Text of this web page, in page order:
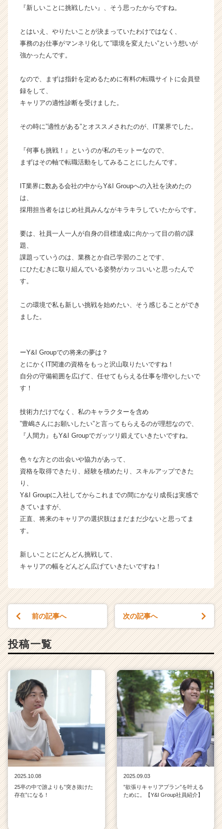
ン】
ベ
ン
ー・
企
か
ス
カ
が
く
活
イ
ト
チ
ャ
e
e
r
r
e
r）
『新しいことに挑戦したい』、そう思ったからですね。
とはいえ、やりたいことが決まっていたわけではなく、
事務のお仕事がマンネリ化して”環境を変えたい”という想いが
強かったんです。
なので、まずは指針を定めるために有料の転職サイトに会員登
録をして、
キャリアの適性診断を受けました。
その時に”適性がある”とオススメされたのが、IT業界でした。
『何事も挑戦！』というのが私のモットーなので、
まずはその軸で転職活動をしてみることにしたんです。
IT業界に数ある会社の中からY&I Groupへの入社を決めたの
は、
採用担当者をはじめ社員みんながキラキラしていたからです。
要は、社員一人一人が自身の目標達成に向かって目の前の課
題、
課題っていうのは、業務とか自己学習のことです、
にひたむきに取り組んでいる姿勢がカッコいいと思ったんで
す。
この環境で私も新しい挑戦を始めたい、そう感じることができ
ました。
ーY&I Groupでの将来の夢は？
とにかくIT関連の資格をもっと沢山取りたいですね！
自分の守備範囲を広げて、任せてもらえる仕事を増やしたいで
す！
技術力だけでなく、私のキャラクターを含め
”豊嶋さんにお願いしたい”と言ってもらえるのが理想なので、
『人間力』もY&I Groupでガッツリ鍛えていきたいですね。
色々な方との出会いや協力があって、
資格を取得できたり、経験を積めたり、スキルアップできた
り、
Y&I Groupに入社してからこれまでの間にかなり成長は実感で
きていますが、
正直、将来のキャリアの選択肢はまだまだ少ないと思ってま
す。
新しいことにどんどん挑戦して、
キャリアの幅をどんどん広げていきたいですね！
前の記事へ 次の記事へ
投稿一覧
2025.10.08
25卒の中で誰よりも”突き抜けた
存在”になる！
2025.09.03
”欲張りキャリアプラン”を叶える
ために。【Y&I Group社員紹介】